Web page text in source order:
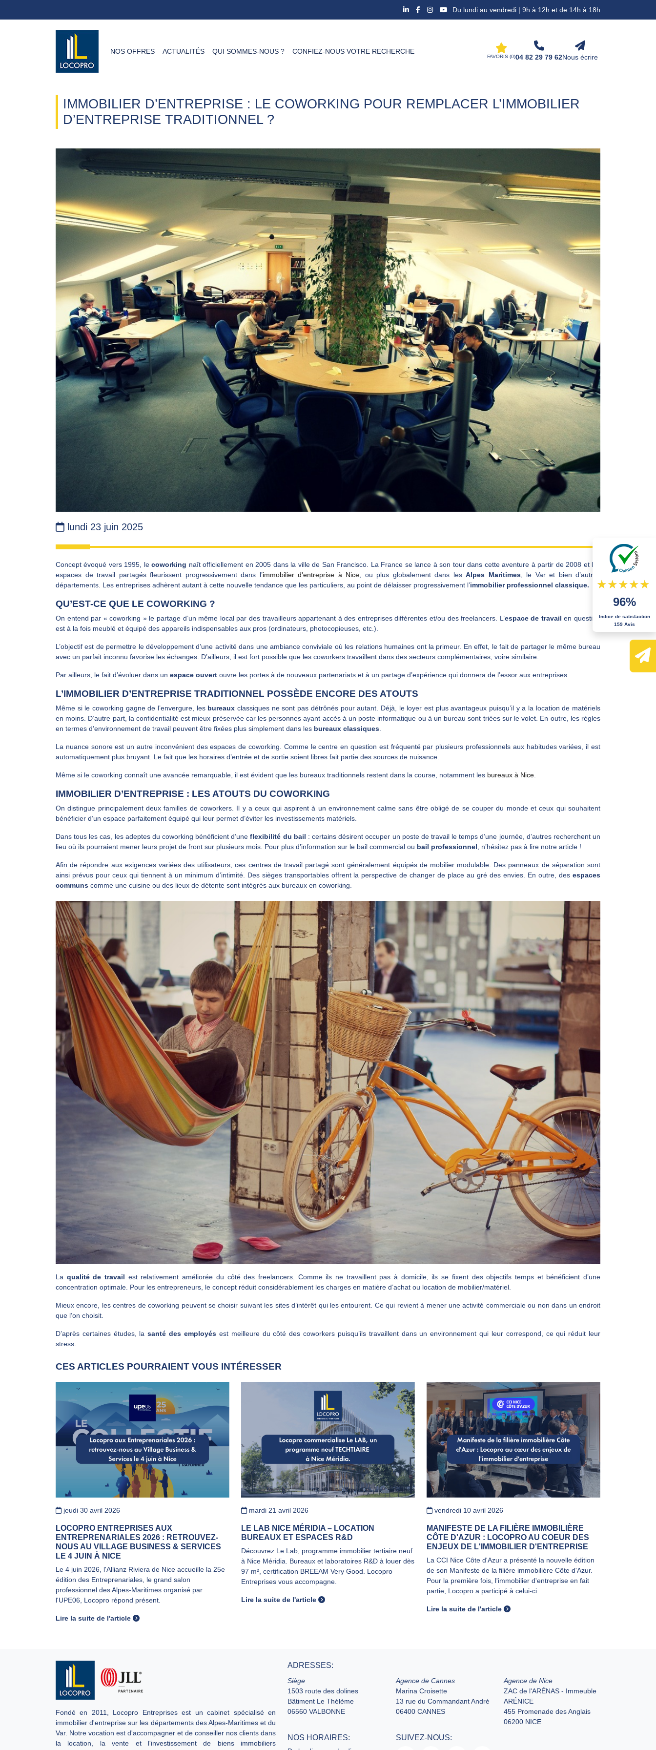
Du lundi au vendredi | 9h à 12h et de 14h à 18h
NOS OFFRES ACTUALITÉS QUI SOMMES-NOUS ? CONFIEZ-NOUS VOTRE RECHERCHE
FAVORIS (0)04 82 29 79 62Nous écrire
IMMOBILIER D’ENTREPRISE : LE COWORKING POUR REMPLACER L’IMMOBILIER
D’ENTREPRISE TRADITIONNEL ?
lundi 23 juin 2025
Concept évoqué vers 1995, lecoworking naît officiellement en 2005 dans la ville de San Francisco. La France se lance à son tour dans cette aventure à partir de 2008 et les
espaces de travail partagés fleurissent progressivement dans l’immobilier d'entreprise à Nice, ou plus globalement dans les Alpes Maritimes, le Var et bien d’autres
départements. Les entreprises adhèrent autant à cette nouvelle tendance que les particuliers, au point de délaisser progressivement l’immobilier professionnel classique.
QU’EST-CE QUE LE COWORKING ?
On entend par « coworking » le partage d’un même local par des travailleurs appartenant à des entreprises différentes et/ou des freelancers. L’espace de travailen question
est à la fois meublé et équipé des appareils indispensables aux pros (ordinateurs, photocopieuses, etc.).
L’objectif est de permettre le développement d’une activité dans une ambiance conviviale où les relations humaines ont la primeur. En effet, le fait de partager le même bureau
avec un parfait inconnu favorise les échanges. D’ailleurs, il est fort possible que les coworkers travaillent dans des secteurs complémentaires, voire similaire.
Par ailleurs, le fait d’évoluer dans un espace ouvert ouvre les portes à de nouveaux partenariats et à un partage d’expérience qui donnera de l’essor aux entreprises.
L’IMMOBILIER D’ENTREPRISE TRADITIONNEL POSSÈDE ENCORE DES ATOUTS
Même si le coworking gagne de l’envergure, les bureaux classiques ne sont pas détrônés pour autant. Déjà, le loyer est plus avantageux puisqu’il y a la location de matériels
en moins. D’autre part, la confidentialité est mieux préservée car les personnes ayant accès à un poste informatique ou à un bureau sont triées sur le volet. En outre, les règles
en termes d’environnement de travail peuvent être fixées plus simplement dans les bureaux classiques.
La nuance sonore est un autre inconvénient des espaces de coworking. Comme le centre en question est fréquenté par plusieurs professionnels aux habitudes variées, il est
automatiquement plus bruyant. Le fait que les horaires d’entrée et de sortie soient libres fait partie des sources de nuisance.
Même si le coworking connaît une avancée remarquable, il est évident que les bureaux traditionnels restent dans la course, notamment les bureaux à Nice.
IMMOBILIER D’ENTREPRISE : LES ATOUTS DU COWORKING
On distingue principalement deux familles de coworkers. Il y a ceux qui aspirent à un environnement calme sans être obligé de se couper du monde et ceux qui souhaitent
bénéficier d’un espace parfaitement équipé qui leur permet d’éviter les investissements matériels.
Dans tous les cas, les adeptes du coworking bénéficient d’uneflexibilité du bail : certains désirent occuper un poste de travail le temps d’une journée, d’autres recherchent un
lieu où ils pourraient mener leurs projet de front sur plusieurs mois. Pour plus d’information sur le bail commercial ou bail professionnel, n’hésitez pas à lire notre article !
Afin de répondre aux exigences variées des utilisateurs, ces centres de travail partagé sont généralement équipés de mobilier modulable. Des panneaux de séparation sont
ainsi prévus pour ceux qui tiennent à un minimum d’intimité. Des sièges transportables offrent la perspective de changer de place au gré des envies. En outre, des espaces
communs comme une cuisine ou des lieux de détente sont intégrés aux bureaux en coworking.
La qualité de travail est relativement améliorée du côté des freelancers. Comme ils ne travaillent pas à domicile, ils se fixent des objectifs temps et bénéficient d’une
concentration optimale. Pour les entrepreneurs, le concept réduit considérablement les charges en matière d’achat ou location de mobilier/matériel.
Mieux encore, les centres de coworking peuvent se choisir suivant les sites d’intérêt qui les entourent. Ce qui revient à mener une activité commerciale ou non dans un endroit
que l’on choisit.
D’après certaines études, lasanté des employés est meilleure du côté des coworkers puisqu’ils travaillent dans un environnement qui leur correspond, ce qui réduit leur
stress.
CES ARTICLES POURRAIENT VOUS INTÉRESSER
jeudi 30 avril 2026
LOCOPRO ENTREPRISES AUX
ENTREPRENARIALES 2026 : RETROUVEZ-
NOUS AU VILLAGE BUSINESS & SERVICES
LE 4 JUIN À NICE
Le 4 juin 2026, l'Allianz Riviera de Nice accueille la 25e
édition des Entreprenariales, le grand salon
professionnel des Alpes-Maritimes organisé par
l'UPE06, Locopro répond présent.
Lire la suite de l'article
mardi 21 avril 2026
LE LAB NICE MÉRIDIA – LOCATION
BUREAUX ET ESPACES R&D
Découvrez Le Lab, programme immobilier tertiaire neuf
à Nice Méridia. Bureaux et laboratoires R&D à louer dès
97 m², certification BREEAM Very Good. Locopro
Entreprises vous accompagne.
Lire la suite de l'article
vendredi 10 avril 2026
MANIFESTE DE LA FILIÈRE IMMOBILIÈRE
CÔTE D'AZUR : LOCOPRO AU COEUR DES
ENJEUX DE L'IMMOBILIER D'ENTREPRISE
La CCI Nice Côte d'Azur a présenté la nouvelle édition
de son Manifeste de la filière immobilière Côte d'Azur.
Pour la première fois, l'immobilier d'entreprise en fait
partie, Locopro a participé à celui-ci.
Lire la suite de l'article
Fondé en 2011, Locopro Entreprises est un cabinet spécialisé en
immobilier d'entreprise sur les départements des Alpes-Maritimes et du
Var. Notre vocation est d'accompagner et de conseiller nos clients dans
la location, la vente et l'investissement de biens immobiliers
ADRESSES:
Siège
1503 route des dolines
Bâtiment Le Thélème
06560 VALBONNE
Agence de Cannes
Marina Croisette
13 rue du Commandant André
06400 CANNES
Agence de Nice
ZAC de l'ARÉNAS - Immeuble
ARÉNICE
455 Promenade des Anglais
06200 NICE
NOS HORAIRES: SUIVEZ-NOUS:
96%
Indice de satisfaction
159 Avis